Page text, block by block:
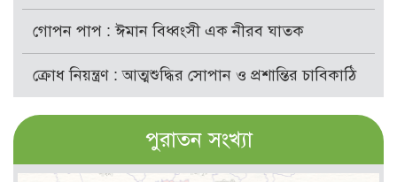
গোপন পাপ : ঈমান বিধ্বংসী এক নীরব ঘাতক
ক্রোধ নিয়ন্ত্রণ : আত্মশুদ্ধির সোপান ও প্রশান্তির চাবিকাঠি
পুরাতন সংখ্যা